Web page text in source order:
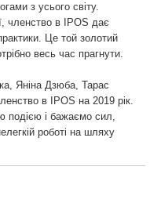
з усього світу.
членство в ІPOS дає
Це той золотий
весь час прагнути.
Яніна Дзюба, Тарас
в ІPOS на 2019 рік.
подією і бажаємо сил,
роботі на шляху